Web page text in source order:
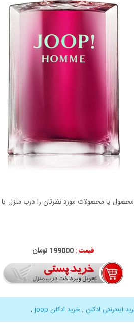
یا محصولات مورد نظرتان را درب منزل
قیمت :199000 تومان
اینترنتی ادکلن ,خرید ادکلن joop ,